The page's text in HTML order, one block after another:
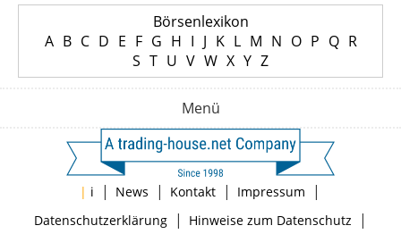
Börsenlexikon
A B C D E F G H I J K L M N O P Q R
S T U V W X Y Z
Menü
| i | News | Kontakt | Impressum |
Datenschutzerklärung| Hinweise zum Datenschutz |